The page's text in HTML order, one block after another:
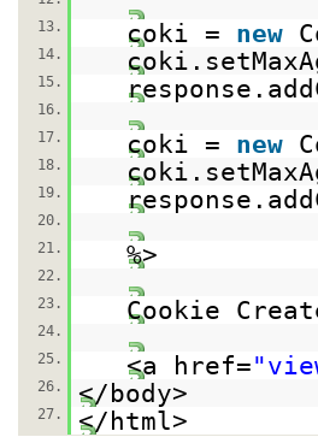
13.
coki = new
14.
15.
16.
17.
coki = new
18.
19.
20.
21.
22.
23.
Cookie
24.
25.
<a href=
26. </body>
27. </html>